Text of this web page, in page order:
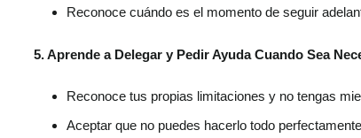
Reconoce cuándo es el momento de seguir
5. Aprende a Delegar y Pedir Ayuda Cuando Sea
Reconoce tus propias limitaciones y no tengas
Aceptar que no puedes hacerlo todo